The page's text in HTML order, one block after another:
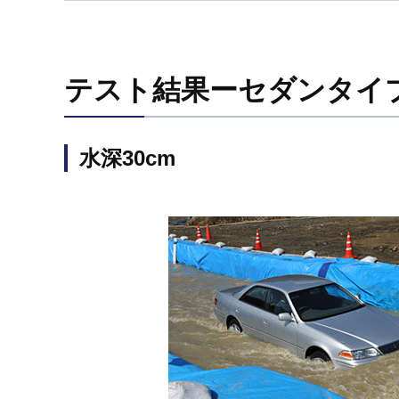
テスト結果ーセダンタイ
水深30cm